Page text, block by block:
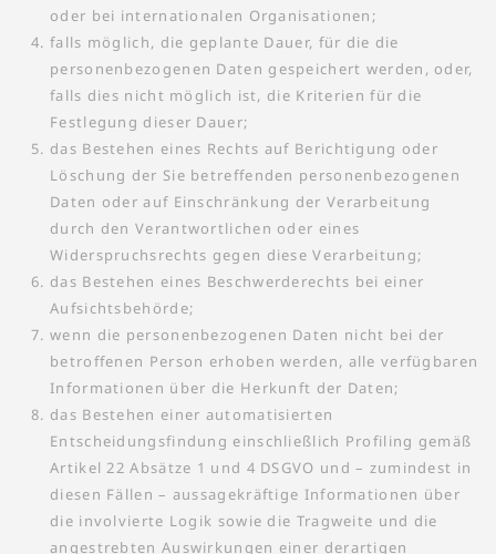
oder bei internationalen Organisationen;
falls möglich, die geplante Dauer, für die die
personenbezogenen Daten gespeichert werden, oder,
falls dies nicht möglich ist, die Kriterien für die
Festlegung dieser Dauer;
das Bestehen eines Rechts auf Berichtigung oder
Löschung der Sie betreffenden personenbezogenen
Daten oder auf Einschränkung der Verarbeitung
durch den Verantwortlichen oder eines
Widerspruchsrechts gegen diese Verarbeitung;
das Bestehen eines Beschwerderechts bei einer
Aufsichtsbehörde;
wenn die personenbezogenen Daten nicht bei der
betroffenen Person erhoben werden, alle verfügbaren
Informationen über die Herkunft der Daten;
das Bestehen einer automatisierten
Entscheidungsfindung einschließlich Profiling gemäß
Artikel 22 Absätze 1 und 4 DSGVO und – zumindest in
diesen Fällen – aussagekräftige Informationen über
die involvierte Logik sowie die Tragweite und die
angestrebten Auswirkungen einer derartigen